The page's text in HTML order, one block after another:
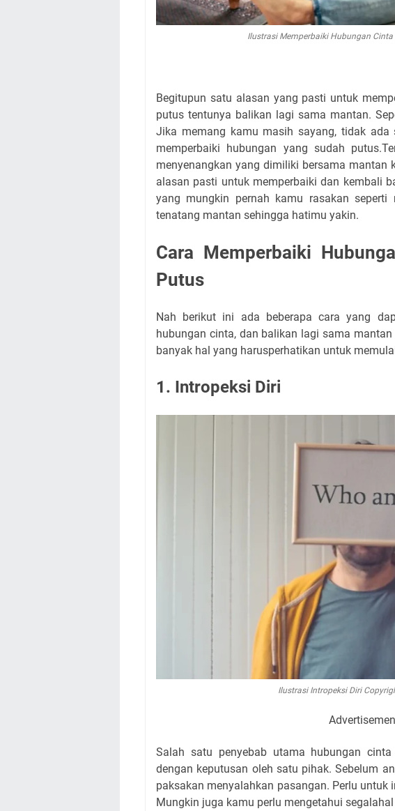
Ilustrasi Memperbaiki Hubungan
Begitupun satu alasan yang pasti untuk
putus tentunya balikan lagi sama mantan.
Jika memang kamu masih sayang, tidak ada
memperbaiki hubungan yang sudah
menyenangkan yang dimiliki bersama mantan
alasan pasti untuk memperbaiki dan kembali
yang mungkin pernah kamu rasakan
tenatang mantan sehingga hatimu yakin.
Cara Memperbaiki
Putus
Nah berikut ini ada beberapa cara yang
hubungan cinta, dan balikan lagi sama
banyak hal yang harusperhatikan untuk
1. Intropeksi Diri
Ilustrasi Intropeksi Diri
Salah satu penyebab utama hubungan
dengan keputusan oleh satu pihak. Sebelum
paksakan menyalahkan pasangan. Perlu untuk
Mungkin juga kamu perlu mengetahui